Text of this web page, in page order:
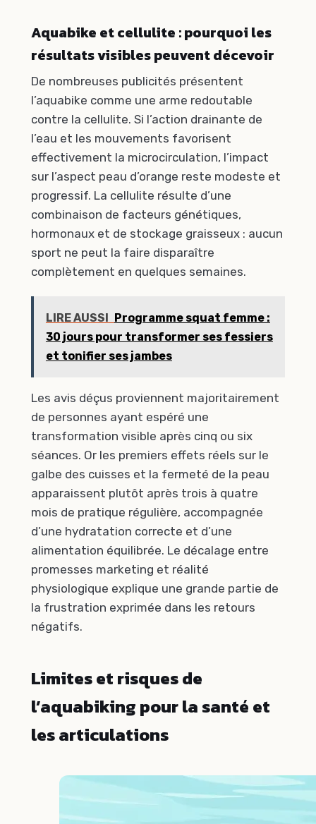
Aquabike et cellulite : pourquoi les
résultats visibles peuvent décevoir
De nombreuses publicités présentent
l’aquabike comme une arme redoutable
contre la cellulite. Si l’action drainante de
l’eau et les mouvements favorisent
effectivement la microcirculation, l’impact
sur l’aspect peau d’orange reste modeste et
progressif. La cellulite résulte d’une
combinaison de facteurs génétiques,
hormonaux et de stockage graisseux : aucun
sport ne peut la faire disparaître
complètement en quelques semaines.
LIRE AUSSI Programme squat femme :
30 jours pour transformer ses fessiers
et tonifier ses jambes
Les avis déçus proviennent majoritairement
de personnes ayant espéré une
transformation visible après cinq ou six
séances. Or les premiers effets réels sur le
galbe des cuisses et la fermeté de la peau
apparaissent plutôt après trois à quatre
mois de pratique régulière, accompagnée
d’une hydratation correcte et d’une
alimentation équilibrée. Le décalage entre
promesses marketing et réalité
physiologique explique une grande partie de
la frustration exprimée dans les retours
négatifs.
Limites et risques de
l’aquabiking pour la santé et
les articulations